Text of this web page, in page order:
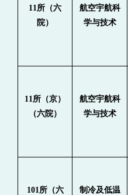
11所（六
院）
航空宇航科
学与技术
11所（京）
（六院）
航空宇航科
学与技术
101所（六
制冷及低温